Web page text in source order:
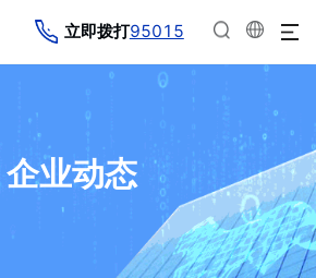
立即拨打95015
企业动态